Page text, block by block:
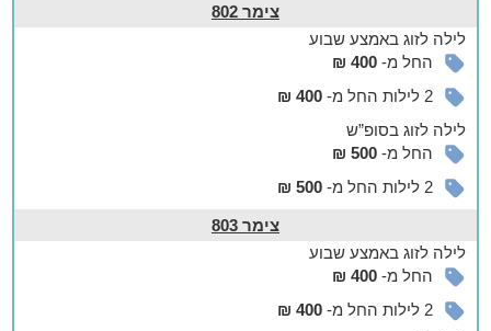
400 ₪ לזוג - ללינת לילה
750 ₪ לזוג - ללינת יממה
חדרים
עד 3 שעות - 350 ₪ לזוג, 50 ₪ לכל שעה נוספת
600 ₪ לזוג - ללינת לילה
800 ₪ לזוג - ללינת יממה
עד 3 שעות - 450 ₪ לזוג, 100 ₪ לכל שעה נוספת
650 ₪ לזוג - ללינת לילה
צימר 802
לילהלזוג באמצע שבוע
החל מ-400 ₪
2 לילות החל מ-
400 ₪
לילהלזוג בסופ”ש
החל מ-500 ₪
2 לילות החל מ-
500 ₪
צימר 803
לילהלזוג באמצע שבוע
החל מ-400 ₪
2 לילות החל מ-
400 ₪